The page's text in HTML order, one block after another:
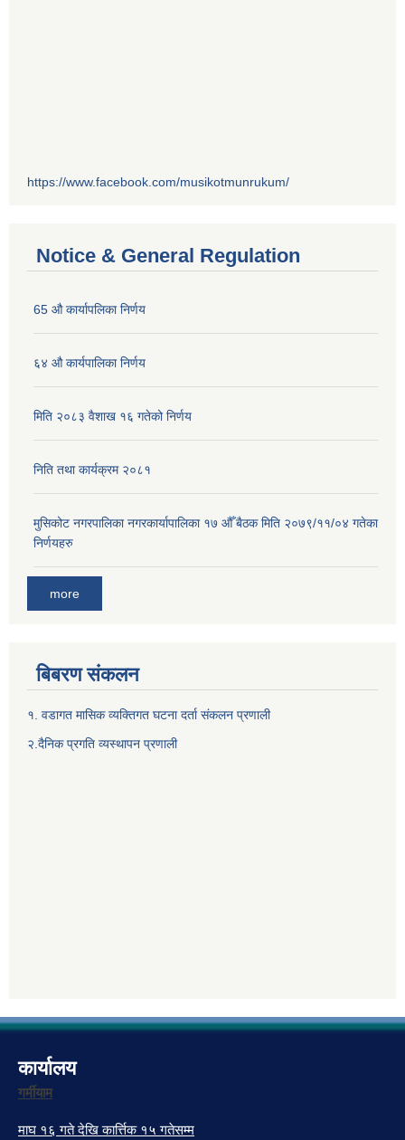
https://www.facebook.com/musikotmunrukum/
Notice & General Regulation
65 औ कार्यापलिका निर्णय
६४ औ कार्यपालिका निर्णय
मिति २०८३ वैशाख १६ गतेको निर्णय
निति तथा कार्यक्रम २०८१
मुसिकोट नगरपालिका नगरकार्यापालिका १७ औँ बैठक मिति २०७९/११/०४ गतेका
निर्णयहरु
more
बिबरण संकलन
१. वडागत मासिक व्यक्तिगत घटना दर्ता संकलन प्रणाली
२.दैनिक प्रगति व्यस्थापन प्रणाली
कार्यालय
गर्मीयाम
माघ १६ गते देखि कार्त्तिक १५ गतेसम्म